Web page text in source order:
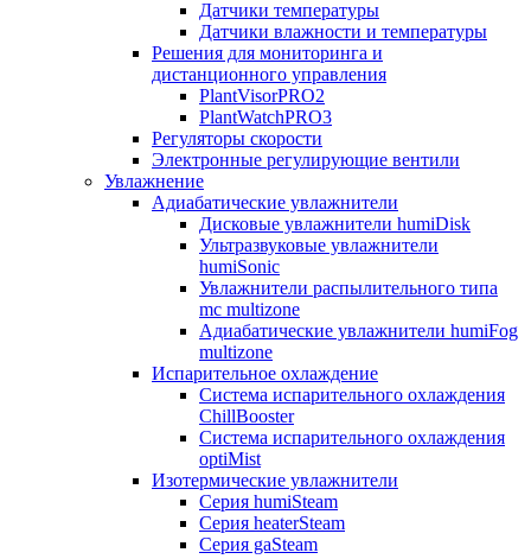
Датчики температуры
Датчики влажности и температуры
Решения для мониторинга и
дистанционного управления
PlantVisorPRO2
PlantWatchPRO3
Регуляторы скорости
Электронные регулирующие вентили
Увлажнение
Адиабатические увлажнители
Дисковые увлажнители humiDisk
Ультразвуковые увлажнители
humiSonic
Увлажнители распылительного типа
mc multizone
Адиабатические увлажнители humiFog
multizone
Испарительное охлаждение
Система испарительного охлаждения
ChillBooster
Система испарительного охлаждения
optiMist
Изотермические увлажнители
Серия humiSteam
Серия heaterSteam
Серия gaSteam